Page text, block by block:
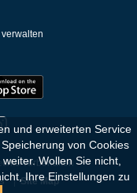
Site Map
vorbehalten
und erweiterten Service
von Cookies
Wollen Sie nicht,
Ihre Einstellungen zu